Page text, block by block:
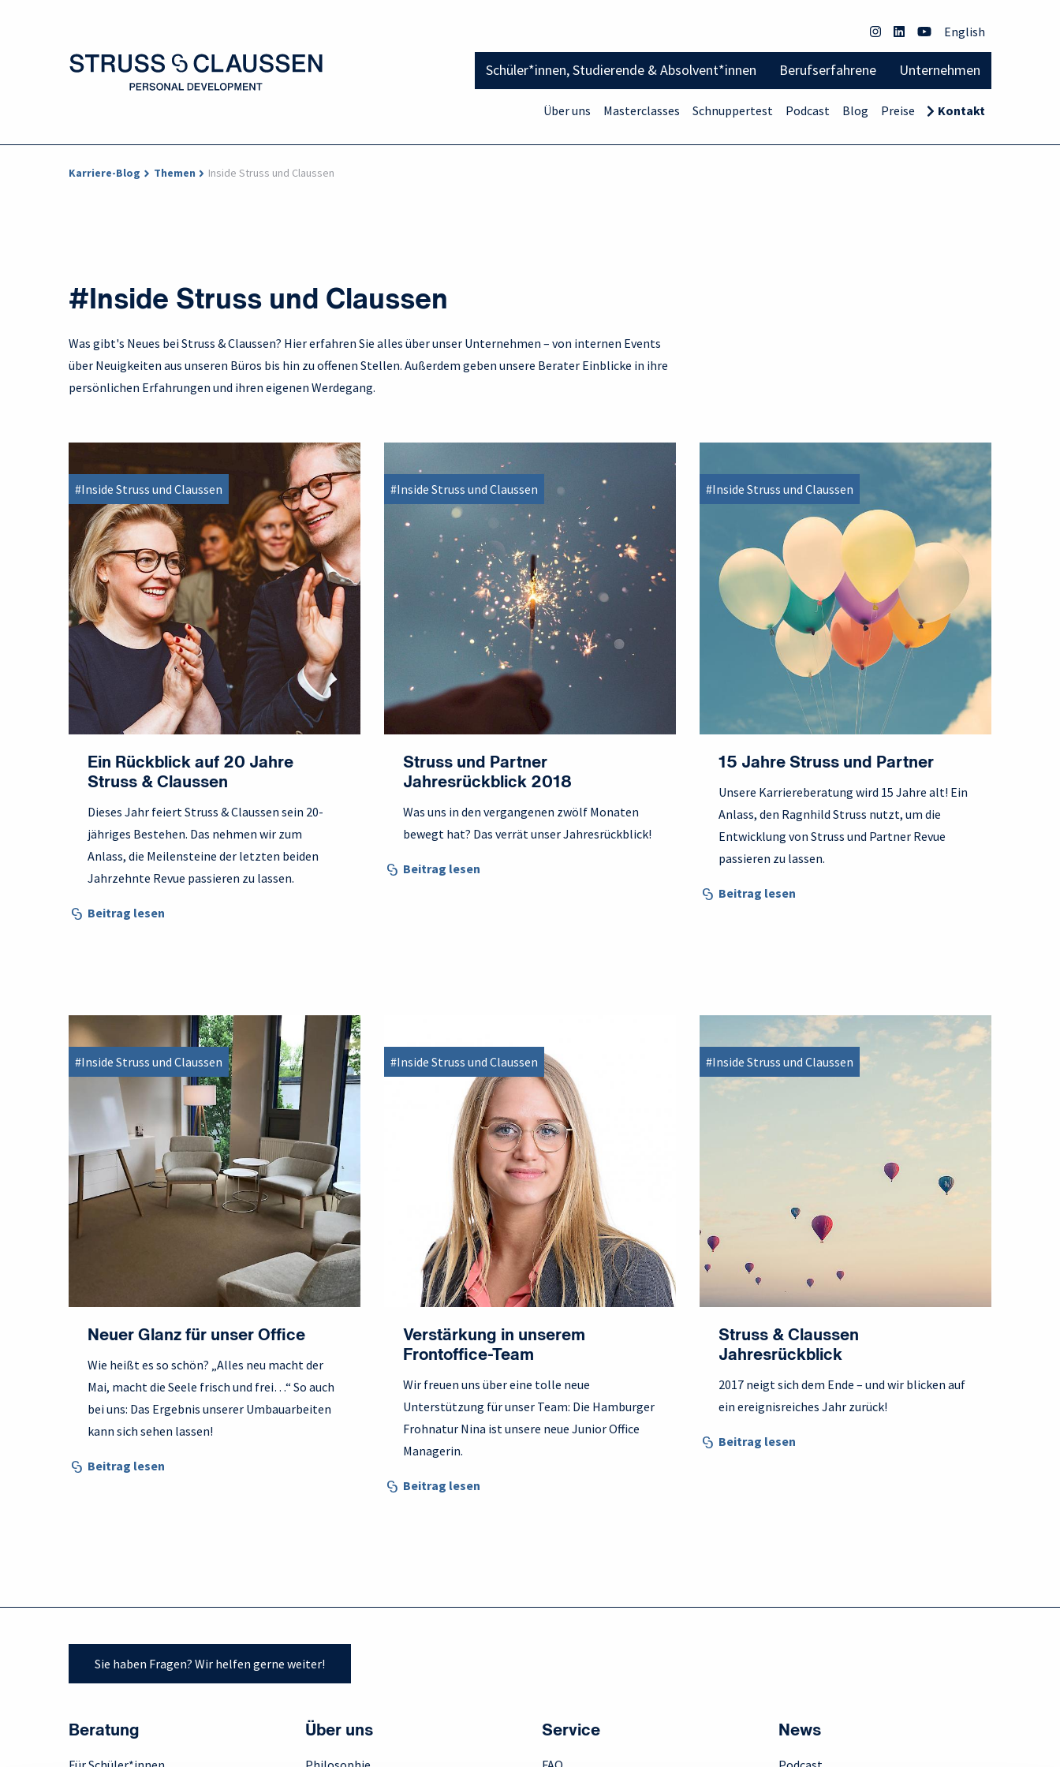
English
Schüler*innen, Studierende & Absolvent*innen Berufserfahrene Unternehmen
Über uns Masterclasses Schnuppertest Podcast Blog Preise Kontakt
Karriere-Blog Themen Inside Struss und Claussen
#Inside Struss und Claussen
Was gibt's Neues bei Struss & Claussen? Hier erfahren Sie alles über unser Unternehmen – von internen Events
über Neuigkeiten aus unseren Büros bis hin zu offenen Stellen. Außerdem geben unsere Berater Einblicke in ihre
persönlichen Erfahrungen und ihren eigenen Werdegang.
#Inside Struss und Claussen
Ein Rückblick auf 20 Jahre
Struss & Claussen
Dieses Jahr feiert Struss & Claussen sein 20-
jähriges Bestehen. Das nehmen wir zum
Anlass, die Meilensteine der letzten beiden
Jahrzehnte Revue passieren zu lassen.
Beitrag lesen
#Inside Struss und Claussen
Struss und Partner
Jahresrückblick 2018
Was uns in den vergangenen zwölf Monaten
bewegt hat? Das verrät unser Jahresrückblick!
Beitrag lesen
#Inside Struss und Claussen
15 Jahre Struss und Partner
Unsere Karriereberatung wird 15 Jahre alt! Ein
Anlass, den Ragnhild Struss nutzt, um die
Entwicklung von Struss und Partner Revue
passieren zu lassen.
Beitrag lesen
#Inside Struss und Claussen
Neuer Glanz für unser Office
Wie heißt es so schön? „Alles neu macht der
Mai, macht die Seele frisch und frei…“ So auch
bei uns: Das Ergebnis unserer Umbauarbeiten
kann sich sehen lassen!
Beitrag lesen
#Inside Struss und Claussen
Verstärkung in unserem
Frontoffice-Team
Wir freuen uns über eine tolle neue
Unterstützung für unser Team: Die Hamburger
Frohnatur Nina ist unsere neue Junior Office
Managerin.
Beitrag lesen
#Inside Struss und Claussen
Struss & Claussen
Jahresrückblick
2017 neigt sich dem Ende – und wir blicken auf
ein ereignisreiches Jahr zurück!
Beitrag lesen
Sie haben Fragen? Wir helfen gerne weiter!
Beratung Über uns Service News